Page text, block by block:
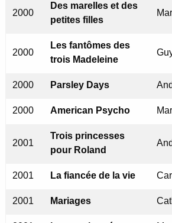
2000
Des marelles et des
petites filles
2000
Les fantômes des
trois Madeleine
2000 Parsley Days
2000 American Psycho
2001
Trois princesses
pour Roland
2001 La fiancée de la vie
2001 Mariages